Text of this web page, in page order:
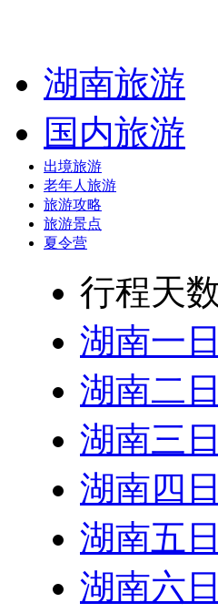
湖南旅游
国内旅游
出境旅游
老年人旅游
旅游攻略
旅游景点
夏令营
行程天数
湖南一
湖南二
湖南三
湖南四
湖南五
湖南六